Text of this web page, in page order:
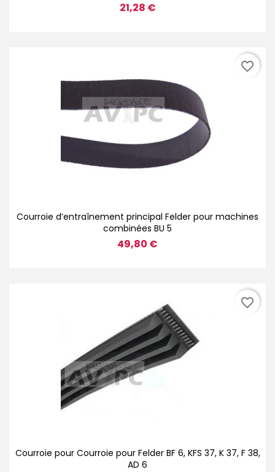
21,28 €
Courroie d’entraînement principal Felder pour machines
combinées BU 5
49,80 €
favorite_border
Courroie pour Courroie pour Felder BF 6, KFS 37, K 37, F 38,
AD 6
favorite_border